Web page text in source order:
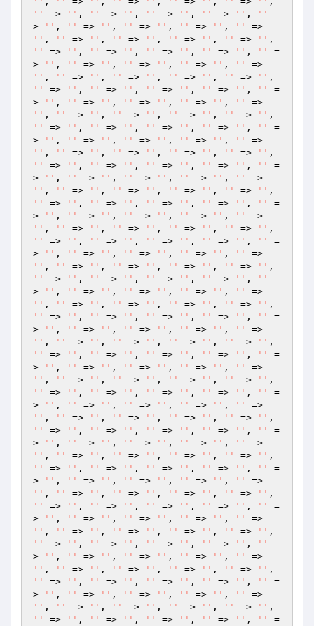
''
=> '' , '' => '' , '' => '' , '' => '' , ''
=
>
'' , '' => '' , '' => '' , '' => '' , ''
'' , '' => '' , '' => '' , '' => '' , '' => ''
''
=> '' , '' => '' , '' => '' , '' => '' , ''
=
>
'' , '' => '' , '' => '' , '' => '' , ''
'' , '' => '' , '' => '' , '' => '' , '' => ''
''
=> '' , '' => '' , '' => '' , '' => '' , ''
=
>
'' , '' => '' , '' => '' , '' => '' , ''
'' , '' => '' , '' => '' , '' => '' , '' => ''
''
=> '' , '' => '' , '' => '' , '' => '' , ''
=
>
'' , '' => '' , '' => '' , '' => '' , ''
'' , '' => '' , '' => '' , '' => '' , '' => ''
''
=> '' , '' => '' , '' => '' , '' => '' , ''
=
>
'' , '' => '' , '' => '' , '' => '' , ''
'' , '' => '' , '' => '' , '' => '' , '' => ''
''
=> '' , '' => '' , '' => '' , '' => '' , ''
=
>
'' , '' => '' , '' => '' , '' => '' , ''
'' , '' => '' , '' => '' , '' => '' , '' => ''
''
=> '' , '' => '' , '' => '' , '' => '' , ''
=
>
'' , '' => '' , '' => '' , '' => '' , ''
'' , '' => '' , '' => '' , '' => '' , '' => ''
''
=> '' , '' => '' , '' => '' , '' => '' , ''
=
>
'' , '' => '' , '' => '' , '' => '' , ''
'' , '' => '' , '' => '' , '' => '' , '' => ''
''
=> '' , '' => '' , '' => '' , '' => '' , ''
=
>
'' , '' => '' , '' => '' , '' => '' , ''
'' , '' => '' , '' => '' , '' => '' , '' => ''
''
=> '' , '' => '' , '' => '' , '' => '' , ''
=
>
'' , '' => '' , '' => '' , '' => '' , ''
'' , '' => '' , '' => '' , '' => '' , '' => ''
''
=> '' , '' => '' , '' => '' , '' => '' , ''
=
>
'' , '' => '' , '' => '' , '' => '' , ''
'' , '' => '' , '' => '' , '' => '' , '' => ''
''
=> '' , '' => '' , '' => '' , '' => '' , ''
=
>
'' , '' => '' , '' => '' , '' => '' , ''
'' , '' => '' , '' => '' , '' => '' , '' => ''
''
=> '' , '' => '' , '' => '' , '' => '' , ''
=
>
'' , '' => '' , '' => '' , '' => '' , ''
'' , '' => '' , '' => '' , '' => '' , '' => ''
''
=> '' , '' => '' , '' => '' , '' => '' , ''
=
>
'' , '' => '' , '' => '' , '' => '' , ''
'' , '' => '' , '' => '' , '' => '' , '' => ''
''
=> '' , '' => '' , '' => '' , '' => '' , ''
=
>
'' , '' => '' , '' => '' , '' => '' , ''
'' , '' => '' , '' => '' , '' => '' , '' => ''
''
=> '' , '' => '' , '' => '' , '' => '' , ''
=
>
'' , '' => '' , '' => '' , '' => '' , ''
'' , '' => '' , '' => '' , '' => '' , '' => ''
''
=> '' , '' => '' , '' => '' , '' => '' , ''
=